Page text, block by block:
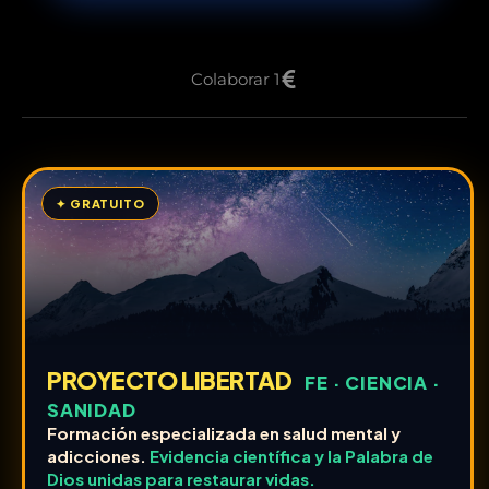
Colaborar 1
✦ GRATUITO
PROYECTO LIBERTAD
FE · CIENCIA ·
SANIDAD
Formación especializada en salud mental y
adicciones. Evidencia científica y la Palabra de
Dios unidas para restaurar vidas.